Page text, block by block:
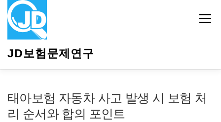
JD보험문제연구
메뉴
태아보험 자동차 사고 발생 시 보험 처
리 순서와 합의 포인트